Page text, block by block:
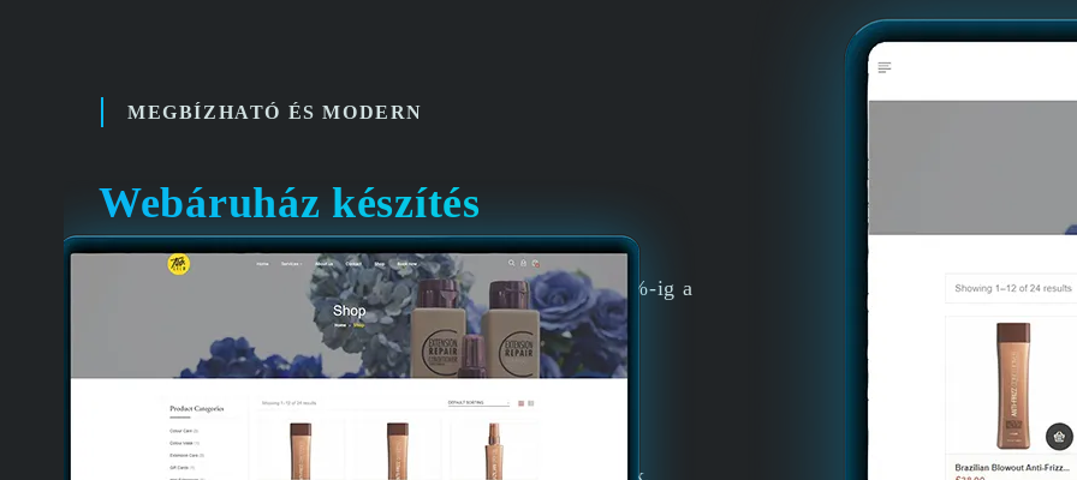
MEGBÍZHATÓ ÉS MODERN
Webáruház készítés
Korszerű, felhasználóbarát webshopokat készítünk, 100%-ig a
megrendelőink igényeit szem előtt tartva.
ÁR: 290 000 FT-TÓL
Mobilra optimalizált & gyorswebáruházakat készítünk.